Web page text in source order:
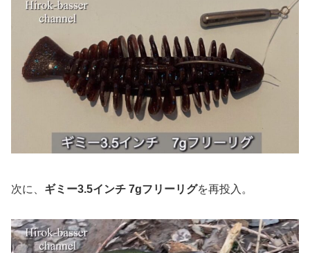
次に、 ギミー3.5インチ 7gフリーリグを再投入。